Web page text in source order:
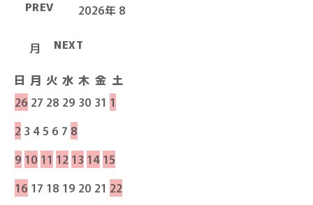
PREV 2026年 8
月 NEXT
日 月 火 水 木 金 土
26 27 28 29 30 31 1
2 3 45 6 7 8
9 10 11 12 13 14 15
16 17 18 19 20 21 22